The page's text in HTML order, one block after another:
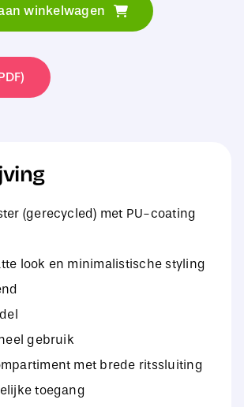
winkelwagen
(gerecycled) met PU-coating
look en minimalistische styling
gebruik
met brede ritssluiting
toegang